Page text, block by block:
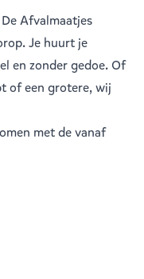
Afvalmaatjes
Je huurt je
en zonder gedoe. Of
of een grotere, wij
met de vanaf